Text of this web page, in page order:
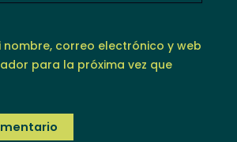
nombre, correo electrónico y web
para la próxima vez que